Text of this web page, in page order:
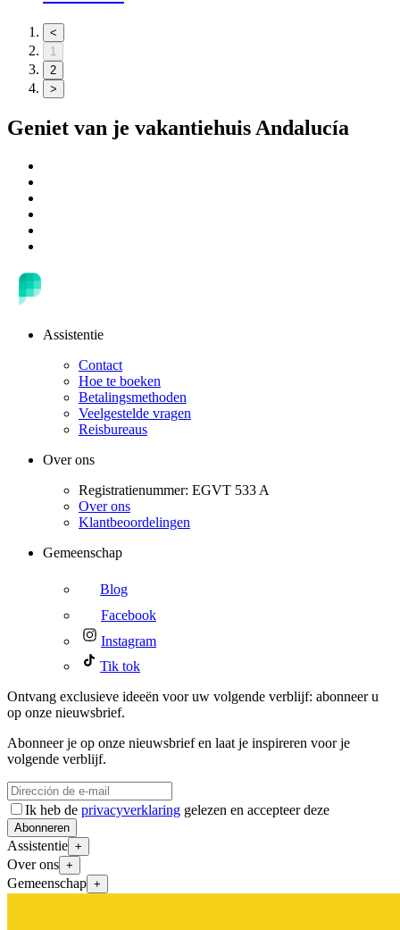
<
1
2
>
Geniet van je vakantiehuis Andalucía
Assistentie
Contact
Hoe te boeken
Betalingsmethoden
Veelgestelde vragen
Reisbureaus
Over ons
Registratienummer: EGVT 533 A
Over ons
Klantbeoordelingen
Gemeenschap
Blog
Facebook
Instagram
Tik tok
Ontvang exclusieve ideeën voor uw volgende verblijf: abonneer u
op onze nieuwsbrief.
Abonneer je op onze nieuwsbrief en laat je inspireren voor je
volgende verblijf.
Ik heb de privacyverklaring gelezen en accepteer deze
Abonneren
Assistentie +
Over ons +
Gemeenschap +